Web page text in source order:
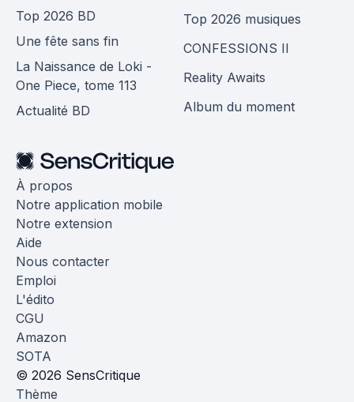
Top 2026 BD
Une fête sans fin
La Naissance de Loki -
One Piece, tome 113
Actualité BD
Top 2026 musiques
CONFESSIONS II
Reality Awaits
Album du moment
À propos
Notre application mobile
Notre extension
Aide
Nous contacter
Emploi
L'édito
CGU
Amazon
SOTA
© 2026 SensCritique
Thème